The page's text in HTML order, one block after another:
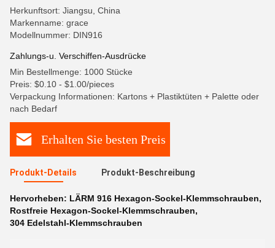
Herkunftsort: Jiangsu, China
Markenname: grace
Modellnummer: DIN916
Zahlungs-u. Verschiffen-Ausdrücke
Min Bestellmenge: 1000 Stücke
Preis: $0.10 - $1.00/pieces
Verpackung Informationen: Kartons + Plastiktüten + Palette oder
nach Bedarf
Erhalten Sie besten Preis
Produkt-Details Produkt-Beschreibung
Hervorheben: LÄRM 916 Hexagon-Sockel-Klemmschrauben,
Rostfreie Hexagon-Sockel-Klemmschrauben,
304 Edelstahl-Klemmschrauben